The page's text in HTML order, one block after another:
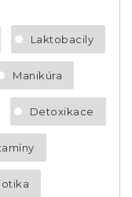
Laktobacily
Manikúra
Detoxikace